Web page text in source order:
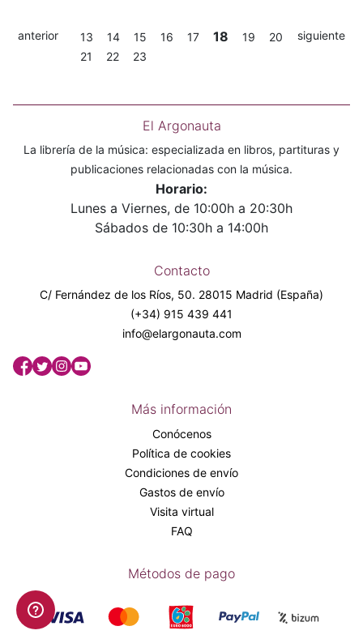
anterior 13 14 15 16 17 18 19
20
21
22 23
siguiente
El Argonauta
La librería de la música: especializada en libros, partituras y
publicaciones relacionadas con la música.
Horario:
Lunes a Viernes, de 10:00h a 20:30h
Sábados de 10:30h a 14:00h
Contacto
C/ Fernández de los Ríos, 50. 28015 Madrid (España)
(+34) 915 439 441
info@elargonauta.com
Más información
Conócenos
Política de cookies
Condiciones de envío
Gastos de envío
Visita virtual
FAQ
Métodos de pago